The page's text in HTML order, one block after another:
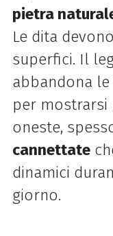
pietra
Le dita
superfici. Il
abbandona
per mostrarsi
oneste,
cannettate
dinamici
giorno.